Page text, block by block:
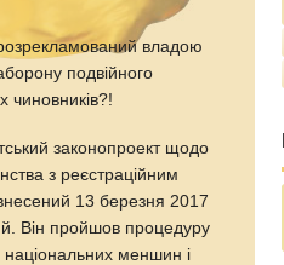
владою
подвійного
чиновників?!
законопроект щодо
з реєстраційним
13 березня 2017
Він пройшов процедуру
національних меншин і